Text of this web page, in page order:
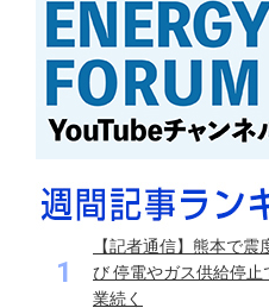
1
【記者通信】熊本で
び 停電やガス供給停
業続く